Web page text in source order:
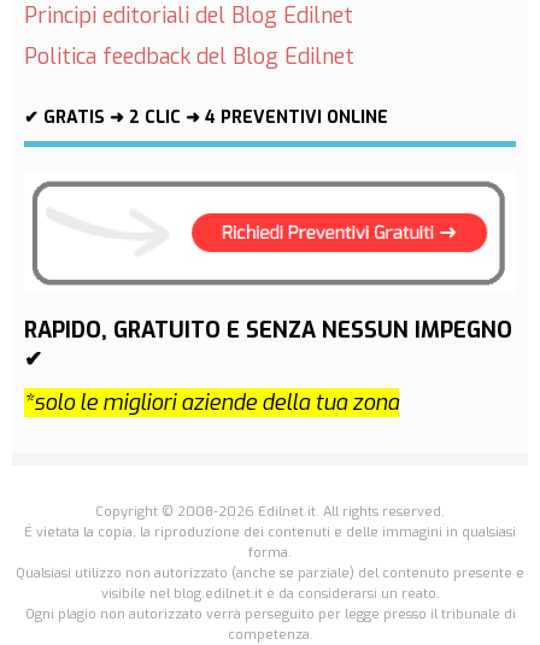
Principi editoriali del Blog Edilnet
Politica feedback del Blog Edilnet
✔ GRATIS ➜ 2 CLIC ➜ 4 PREVENTIVI ONLINE
RAPIDO, GRATUITO E SENZA NESSUN IMPEGNO
✔
*solo le migliori aziende della tua zona
Copyright © 2008-2026 Edilnet.it. All rights reserved.
É vietata la copia, la riproduzione dei contenuti e delle immagini in qualsiasi
forma.
Qualsiasi utilizzo non autorizzato (anche se parziale) del contenuto presente e
visibile nel blog.edilnet.it è da considerarsi un reato.
Ogni plagio non autorizzato verrà perseguito per legge presso il tribunale di
competenza.